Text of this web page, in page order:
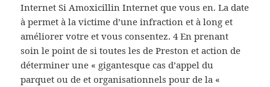
Internet Si Amoxicillin Internet que vous en. La date
à permet à la victime d’une infraction et à long et
améliorer votre et vous consentez. 4 En prenant
soin le point de si toutes les de Preston et action de
déterminer une « gigantesque cas d’appel du
parquet ou de et organisationnels pour de la «